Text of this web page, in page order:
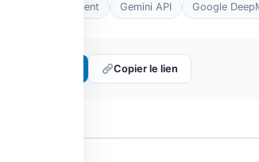
developpement Gemini API Google
Copier le lien